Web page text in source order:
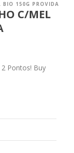
BIO 150G PROVIDA
C/MEL
Pontos! Buy